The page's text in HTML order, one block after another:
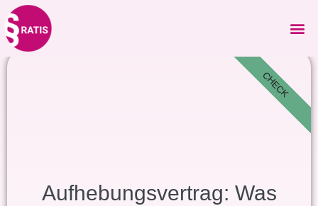
Aufhebungsvertrag: Was
CHECK